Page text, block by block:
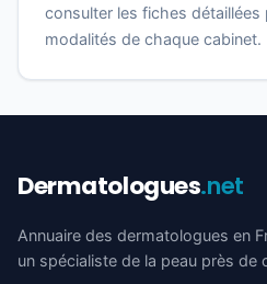
consulter les fiches détaillées
modalités de chaque cabinet.
Dermatologues.net
Annuaire des dermatologues en
un spécialiste de la peau près de